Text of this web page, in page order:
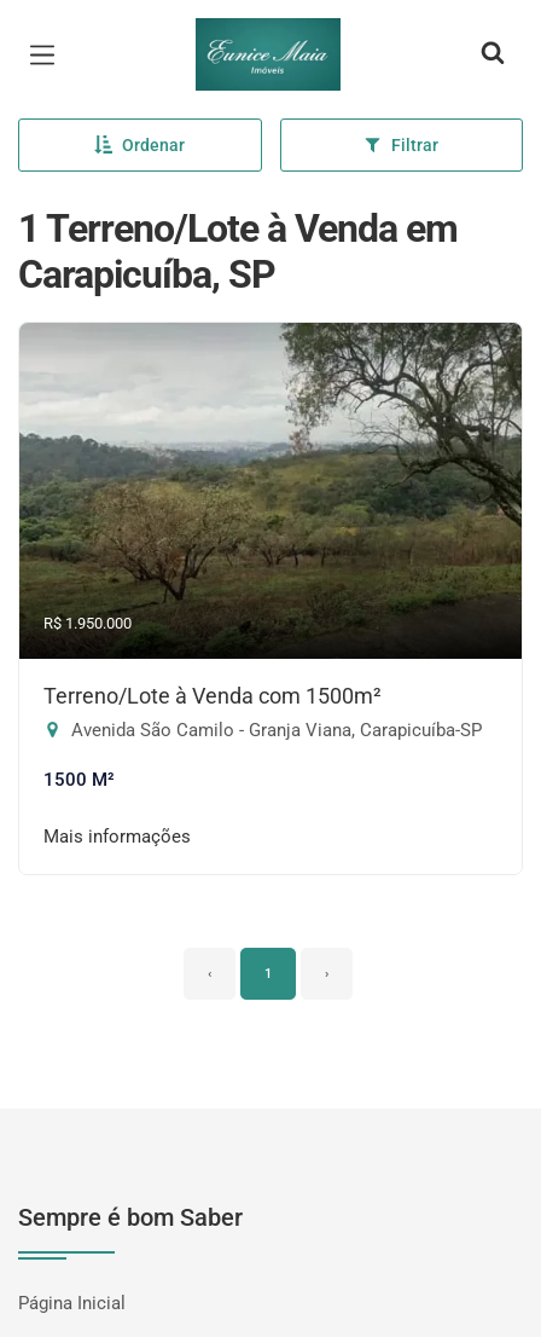
Página inicial
Ordenar Filtrar
1 Terreno/Lote à Venda em
Carapicuíba, SP
R$ 1.950.000
Terreno/Lote à Venda com 1500m²
Avenida São Camilo - Granja Viana, Carapicuíba-SP
1500 M²
Mais informações
‹ 1 ›
Sempre é bom Saber
Página Inicial